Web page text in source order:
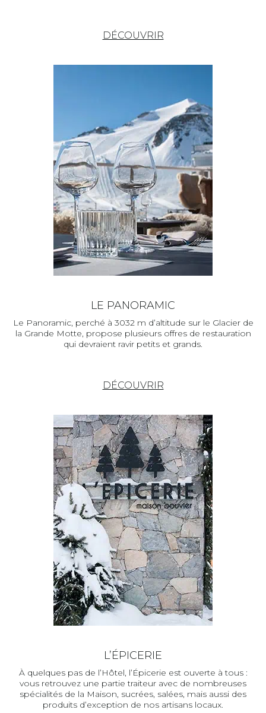
DÉCOUVRIR
LE PANORAMIC
Le Panoramic, perché à 3032 m d’altitude sur le Glacier de
la Grande Motte, propose plusieurs offres de restauration
qui devraient ravir petits et grands.
DÉCOUVRIR
L’ÉPICERIE
À quelques pas de l’Hôtel, l’Épicerie est ouverte à tous :
vous retrouvez une partie traiteur avec de nombreuses
spécialités de la Maison, sucrées, salées, mais aussi des
produits d’exception de nos artisans locaux.